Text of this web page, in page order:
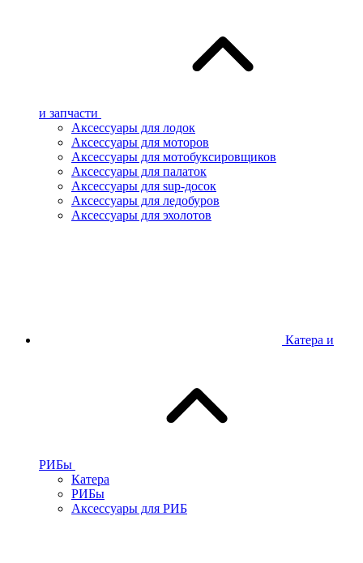
и запчасти
Аксессуары для лодок
Аксессуары для моторов
Аксессуары для мотобуксировщиков
Аксессуары для палаток
Аксессуары для sup-досок
Аксессуары для ледобуров
Аксессуары для эхолотов
Катера и
РИБы
Катера
РИБы
Аксессуары для РИБ